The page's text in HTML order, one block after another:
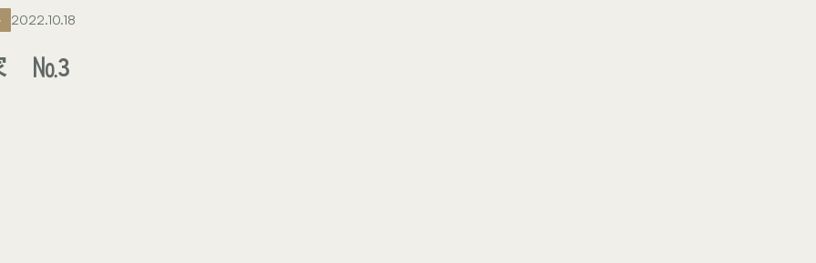
2022.10.18
№3